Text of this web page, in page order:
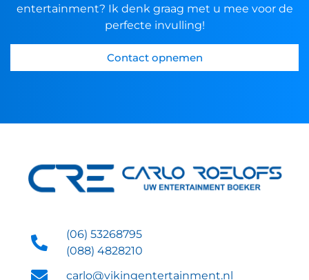
entertainment? Ik denk graag met u mee voor de
perfecte invulling!
Contact opnemen
(06) 53268795
(088) 4828210
carlo@vikingentertainment.nl